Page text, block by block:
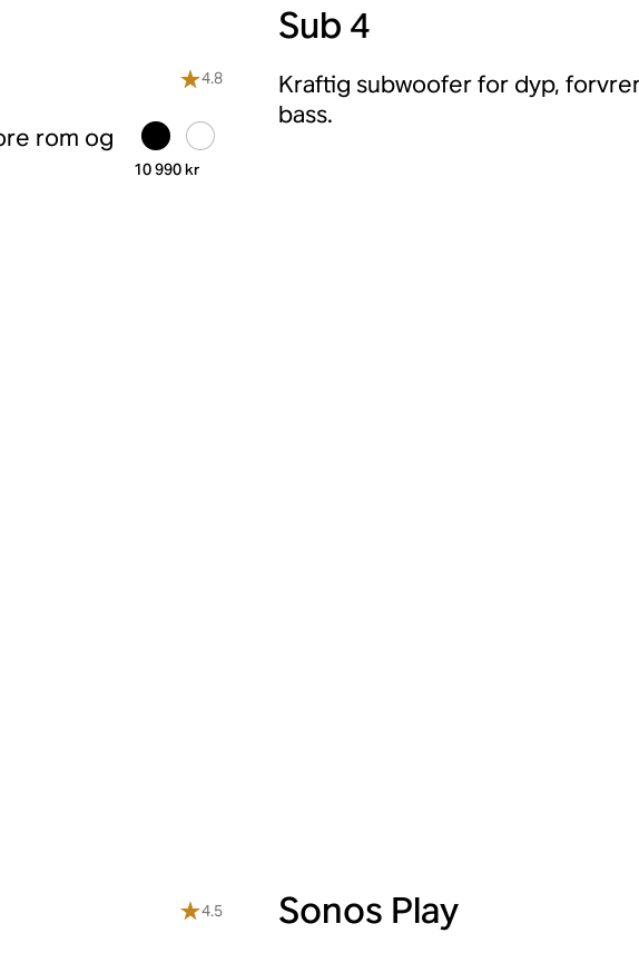
4.8
rom og
10 990 kr
Sub 4
Kraftig subwoofer for dyp,
bass.
4.5 Sonos Play